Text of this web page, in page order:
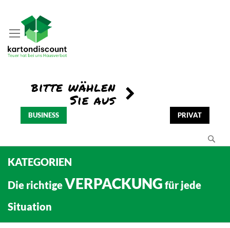
BUSINESS PRIVAT
KATEGORIEN
Die richtigeVERPACKUNG für jede
Situation